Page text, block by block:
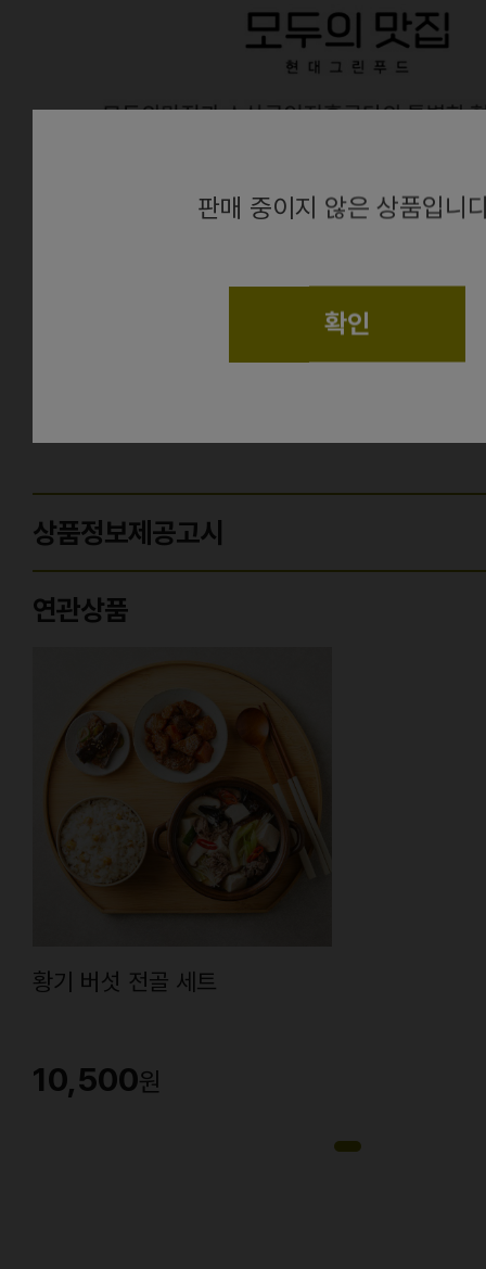
상품정보더보기
상품정보제공고시
연관상품
황기 버섯 전골 세트
10,500원
판매 중이지 않은 상품입니
확인